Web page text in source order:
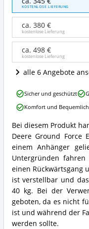
Perego
John
Deere
Ground
Force
Angebote:
ist
dieser
erhältlich?
KOSTENLOSE LIEFERUNG
ca. 380 €
kostenlose Lieferung
ca. 498 €
kostenlose Lieferung
alle 6 Angebote
Peg
Perego
John
Deere
Ground
Force
Zusammenfassung:
Was
bietet
dieser
Kindertraktor?
Bei diesem Produkt
Deere Ground Force
einem Anhänger
Untergründen
einen Rückwärtsgang
ist verstellbar und
40 kg. Bei der
geboten, da es nicht
ist und während der
werden sollte.
Peg
Perego
John
Ground
Force
Vorteile:
Was
spricht
für
diesen
Kindertraktor?
Sicher und geschützt
Komfort und